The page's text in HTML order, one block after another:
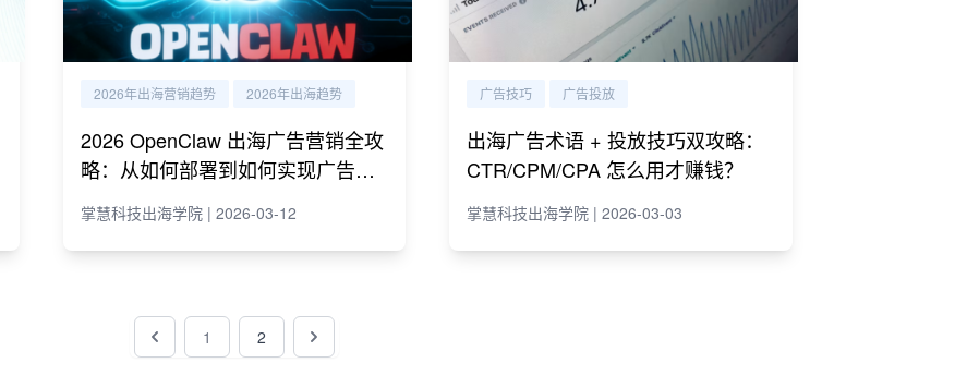
2026年出海营销趋势 2026年出海趋势
2026 OpenClaw 出海广告营销全攻
略：从如何部署到如何实现广告营
掌慧科技出海学院 | 2026-03-12
广告技巧 广告投放
出海广告术语 + 投放技巧双攻略：
CTR/CPM/CPA 怎么用才赚钱？
掌慧科技出海学院 | 2026-03-03
1 2